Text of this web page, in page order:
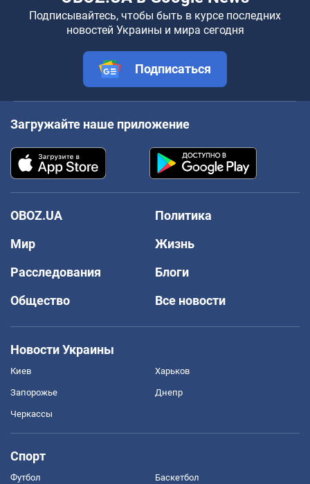
Подписывайтесь, чтобы быть в курсе последних
новостей Украины и мира сегодня
Подписаться
Загружайте наше приложение
OBOZ.UA
Политика
Мир
Жизнь
Расследования
Блоги
Общество
Все новости
Новости Украины
Киев Харьков
Запорожье Днепр
Черкассы
Спорт
Футбол Баскетбол